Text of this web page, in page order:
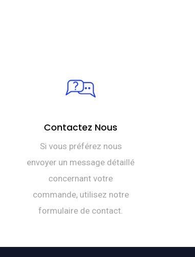
Contactez Nous
Si vous préférez nous
envoyer un message détaillé
concernant votre
commande, utilisez notre
formulaire de contact.